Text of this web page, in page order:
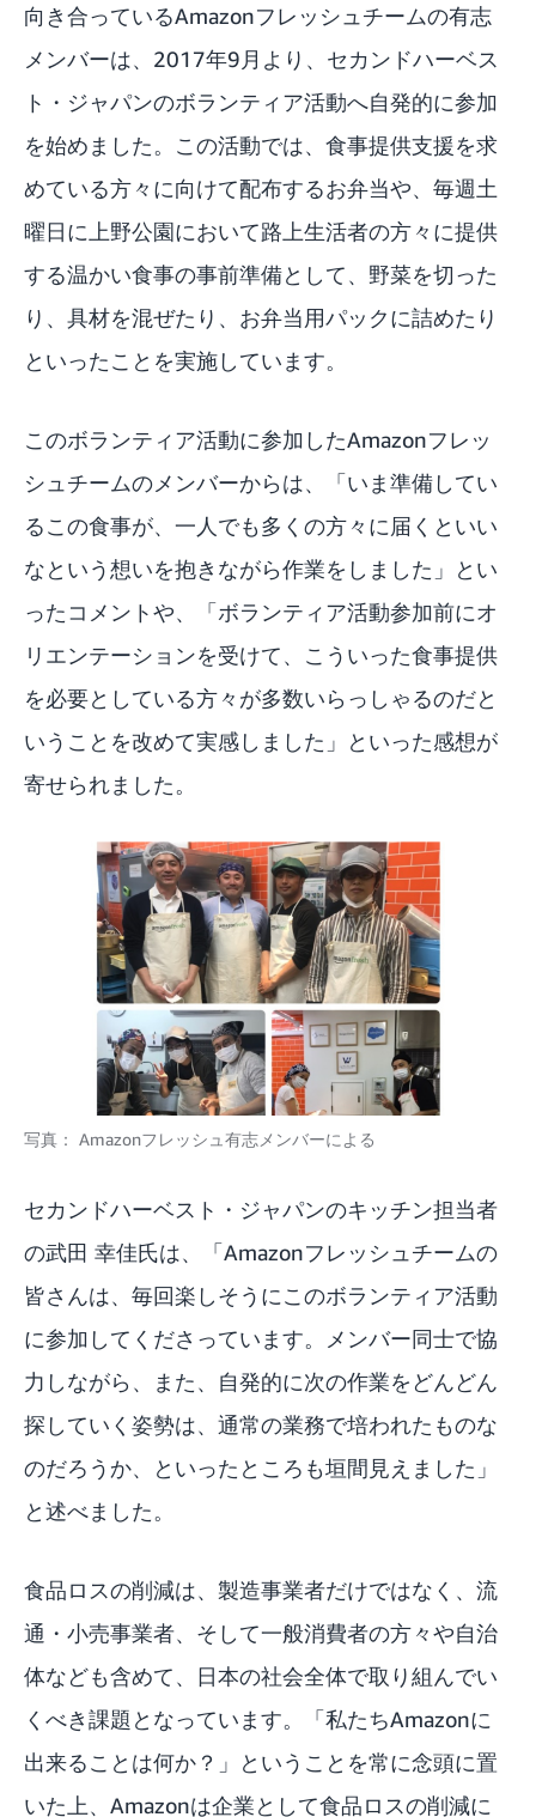
向き合っているAmazonフレッシュチームの有志
メンバーは、2017年9月より、セカンドハーベス
ト・ジャパンのボランティア活動へ自発的に参加
を始めました。この活動では、食事提供支援を求
めている方々に向けて配布するお弁当や、毎週土
曜日に上野公園において路上生活者の方々に提供
する温かい食事の事前準備として、野菜を切った
り、具材を混ぜたり、お弁当用パックに詰めたり
といったことを実施しています。
このボランティア活動に参加したAmazonフレッ
シュチームのメンバーからは、「いま準備してい
るこの食事が、一人でも多くの方々に届くといい
なという想いを抱きながら作業をしました」とい
ったコメントや、「ボランティア活動参加前にオ
リエンテーションを受けて、こういった食事提供
を必要としている方々が多数いらっしゃるのだと
いうことを改めて実感しました」といった感想が
寄せられました。
写真： Amazonフレッシュ有志メンバーによる
セカンドハーベスト・ジャパンのキッチン担当者
の武田 幸佳氏は、「Amazonフレッシュチームの
皆さんは、毎回楽しそうにこのボランティア活動
に参加してくださっています。メンバー同士で協
力しながら、また、自発的に次の作業をどんどん
探していく姿勢は、通常の業務で培われたものな
のだろうか、といったところも垣間見えました」
と述べました。
食品ロスの削減は、製造事業者だけではなく、流
通・小売事業者、そして一般消費者の方々や自治
体なども含めて、日本の社会全体で取り組んでい
くべき課題となっています。「私たちAmazonに
出来ることは何か？」ということを常に念頭に置
いた上、Amazonは企業として食品ロスの削減に